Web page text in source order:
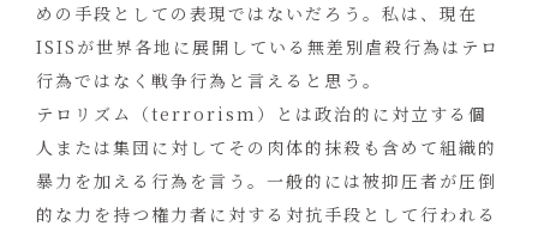
めの手段としての表現ではないだろう。私は、現在
ISISが世界各地に展開している無差別虐殺行為はテロ
行為ではなく戦争行為と言えると思う。
テロリズム（terrorism）とは政治的に対立する個
人または集団に対してその肉体的抹殺も含めて組織的
暴力を加える行為を言う。一般的には被抑圧者が圧倒
的な力を持つ権力者に対する対抗手段として行われる